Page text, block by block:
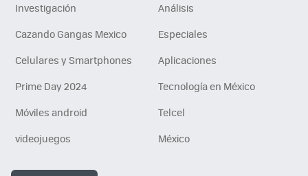
Investigación
Análisis
Cazando Gangas Mexico
Especiales
Celulares y Smartphones
Aplicaciones
Prime Day 2024
Tecnología en México
Móviles android
Telcel
videojuegos
México